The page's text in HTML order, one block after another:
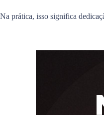
Na prática, isso significa